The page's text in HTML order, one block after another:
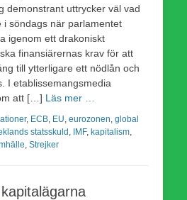
demonstrant uttrycker väl vad
i söndags när parlamentet
igenom ett drakoniskt
finansiärernas krav för att
till ytterligare ett nödlån och
I etablissemangsmedia
att […] Läs mer …
, ECB EU eurozonen global
statsskuld IMF, kapitalism
Strejker